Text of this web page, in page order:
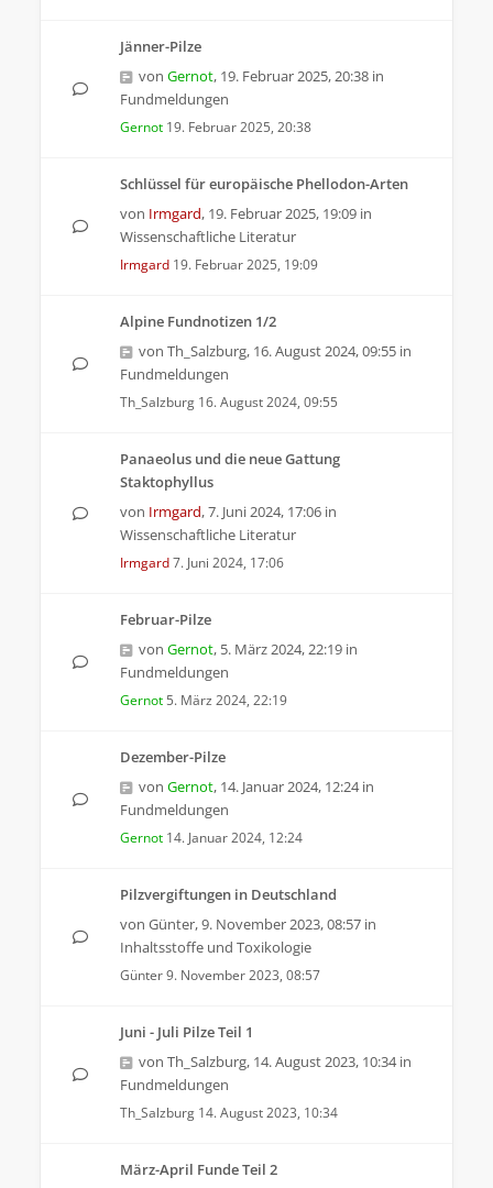
Jänner-Pilze
von Gernot, 19. Februar 2025, 20:38 in
Fundmeldungen
Gernot 19. Februar 2025, 20:38
Schlüssel für europäische Phellodon-Arten
von Irmgard, 19. Februar 2025, 19:09 in
Wissenschaftliche Literatur
Irmgard 19. Februar 2025, 19:09
Alpine Fundnotizen 1/2
von Th_Salzburg, 16. August 2024, 09:55 in
Fundmeldungen
Th_Salzburg 16. August 2024, 09:55
Panaeolus und die neue Gattung
Staktophyllus
von Irmgard,7. Juni 2024, 17:06 in
Wissenschaftliche Literatur
Irmgard7. Juni 2024, 17:06
Februar-Pilze
von Gernot, 5. März 2024, 22:19 in
Fundmeldungen
Gernot 5. März 2024, 22:19
Dezember-Pilze
von Gernot, 14. Januar 2024, 12:24in
Fundmeldungen
Gernot 14. Januar 2024, 12:24
Pilzvergiftungen in Deutschland
von Günter,9. November 2023, 08:57 in
Inhaltsstoffe und Toxikologie
Günter9. November 2023, 08:57
Juni - Juli Pilze Teil 1
von Th_Salzburg, 14. August 2023, 10:34in
Fundmeldungen
Th_Salzburg 14. August 2023, 10:34
März-April Funde Teil 2